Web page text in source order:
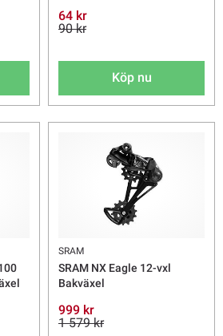
64 kr
90 kr
Köp nu
SRAM
SRAM NX Eagle 12-vxl
Bakväxel
999 kr
1 579 kr